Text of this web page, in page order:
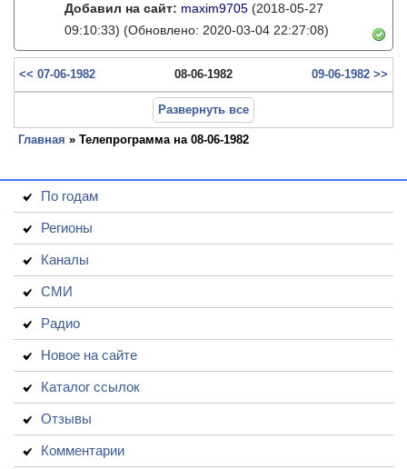
Добавил на сайт: maxim9705 (2018-05-27
09:10:33) (Обновлено: 2020-03-04 22:27:08)
<< 07-06-1982 08-06-1982 09-06-1982 >>
Развернуть все
Главная » Телепрограмма на 08-06-1982
По годам
Регионы
Каналы
СМИ
Радио
Новое на сайте
Каталог ссылок
Отзывы
Комментарии